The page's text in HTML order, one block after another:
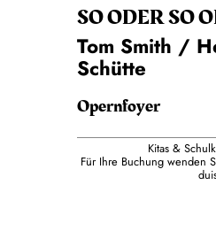
SO ODER SO
Tom Smith /
Schütte
Opernfoyer
Kitas &
Für Ihre Buchung wenden